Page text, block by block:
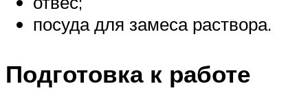
посуда для замеса раствора.
Подготовка к работе